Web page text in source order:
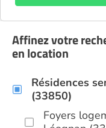
Affinez votre
en location
Résidences
(33850)
Foyers